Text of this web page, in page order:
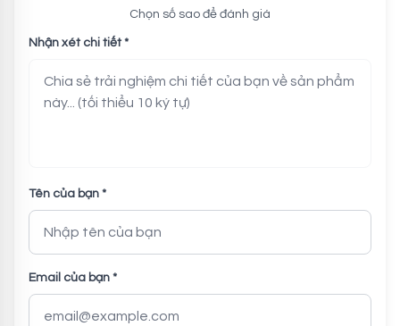
Chọn số sao để đánh giá
Nhận xét chi tiết *
Tên của bạn *
Email của bạn *